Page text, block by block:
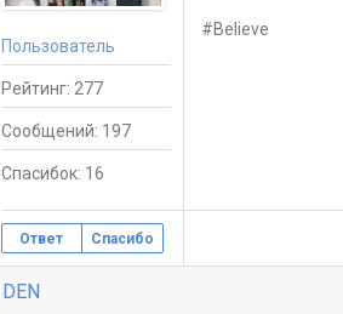
Пользователь
Рейтинг: 277
Сообщений: 197
Спасибок: 16
#Believe
Ответ Спасибо
DEN